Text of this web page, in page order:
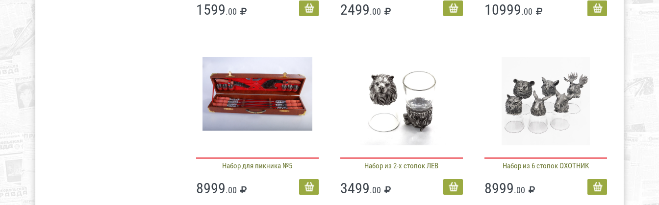
1599.00 2499.00 10999.00
Набор для пикника №5
8999.00
Набор из 2-х стопок ЛЕВ
3499.00
Набор из 6 стопок ОХОТНИК
8999.00